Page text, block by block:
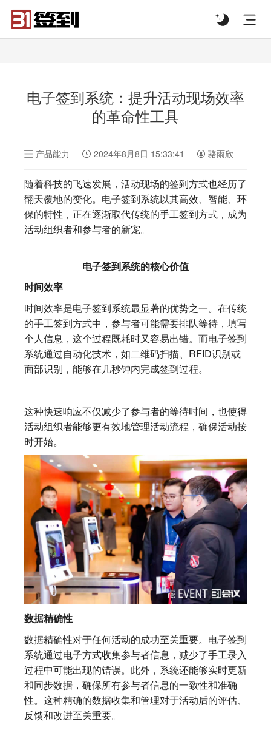
电子签到系统：提升活动现场效率
的革命性工具
产品能力 2024年8月8日 15:33:41 骆雨欣
随着科技的飞速发展，活动现场的签到方式也经历了
翻天覆地的变化。电子签到系统以其高效、智能、环
保的特性，正在逐渐取代传统的手工签到方式，成为
活动组织者和参与者的新宠。
电子签到系统的核心价值
时间效率
时间效率是电子签到系统最显著的优势之一。在传统
的手工签到方式中，参与者可能需要排队等待，填写
个人信息，这个过程既耗时又容易出错。而电子签到
系统通过自动化技术，如二维码扫描、RFID识别或
面部识别，能够在几秒钟内完成签到过程。
这种快速响应不仅减少了参与者的等待时间，也使得
活动组织者能够更有效地管理活动流程，确保活动按
时开始。
数据精确性
数据精确性对于任何活动的成功至关重要。电子签到
系统通过电子方式收集参与者信息，减少了手工录入
过程中可能出现的错误。 此外，系统还能够实时更新
和同步数据，确保所有参与者信息的一致性和准确
性。这种精确的数据收集和管理对于活动后的评估、
反馈和改进至关重要。